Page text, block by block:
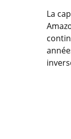
La